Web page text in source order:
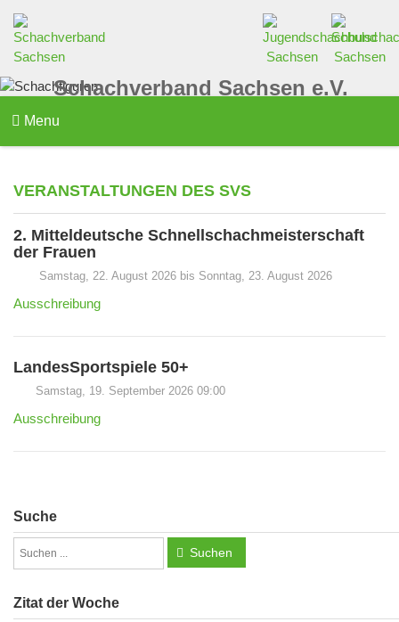
Schachverband Sachsen e.V.
Menu
VERANSTALTUNGEN DES SVS
2. Mitteldeutsche Schnellschachmeisterschaft
der Frauen
Samstag, 22. August 2026 bis Sonntag, 23. August 2026
Ausschreibung
LandesSportspiele 50+
Samstag, 19. September 2026 09:00
Ausschreibung
Suche
Suchen
Zitat der Woche